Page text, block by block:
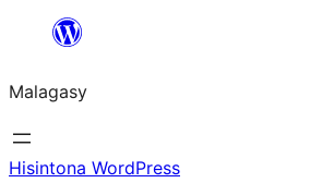
Hakany
ventiny
Malagasy
Hisintona WordPress